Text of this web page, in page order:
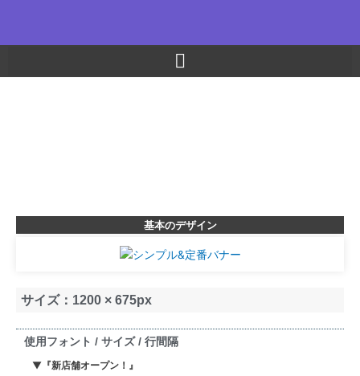
を
キ
基本のデザイン
サイズ：1200 × 675px
使用フォント / サイズ / 行間隔
▼ 『新店舗オープン！』